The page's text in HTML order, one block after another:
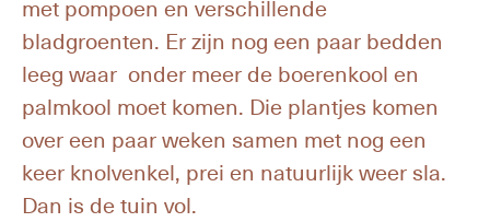
met pompoen en verschillende
bladgroenten. Er zijn nog een paar bedden
leeg waar onder meer de boerenkool en
palmkool moet komen. Die plantjes komen
over een paar weken samen met nog een
keer knolvenkel, prei en natuurlijk weer sla.
Dan is de tuin vol.